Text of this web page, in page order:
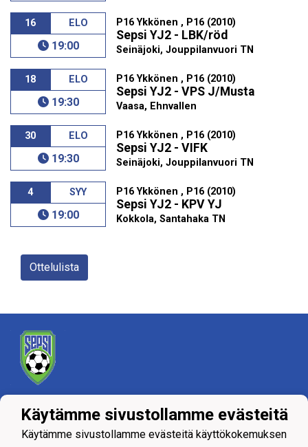
16 ELO
19:00
P16 Ykkönen , P16 (2010)
Sepsi YJ2 - LBK/röd
Seinäjoki, Jouppilanvuori TN
18 ELO
19:30
P16 Ykkönen , P16 (2010)
Sepsi YJ2 - VPS J/Musta
Vaasa, Ehnvallen
30 ELO
19:30
P16 Ykkönen , P16 (2010)
Sepsi YJ2 - VIFK
Seinäjoki, Jouppilanvuori TN
4 SYY
19:00
P16 Ykkönen , P16 (2010)
Sepsi YJ2 - KPV YJ
Kokkola, Santahaka TN
Ottelulista
Tietosuojaseloste
Käytämme sivustollamme evästeitä
Käytämme sivustollamme evästeitä käyttökokemuksen